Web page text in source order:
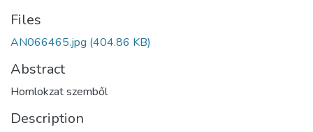
Files
AN066465.jpg (404.86 KB)
Abstract
Homlokzat szemből
Description